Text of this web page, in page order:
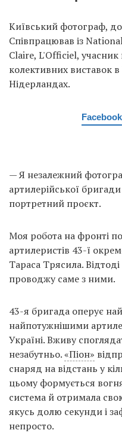
Київський фотограф,
Співпрацював із
Claire, L'Officiel,
колективних виставок в
Нідерландах.
Facebook
— Я незалежний
артилерійської
портретний проєкт.
Моя робота на фронті
артилеристів 43-ї
Тараса Трясила.
проводжу саме з ними.
43-я бригада оперує
найпотужнішими
Україні. Вживу
незабутньо.«Піон»
снаряд на відстань у
цьому формується
система й отримала
якусь долю секунди і
непросто.